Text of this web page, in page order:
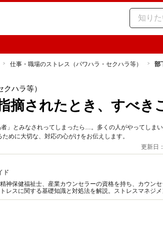
仕事・職場のストレス（パワハラ・セクハラ等） 部
ハラ等）
摘されたとき、すべき
」とみなされってしまったら…。多くの人がやってしま
めに大切な、対応の心がけをお伝えします。
更新日
ド
神保健福祉士、産業カウンセラーの資格を持ち、カウンセ
レスに関する基礎知識と対処法を解説。ストレスマネジ